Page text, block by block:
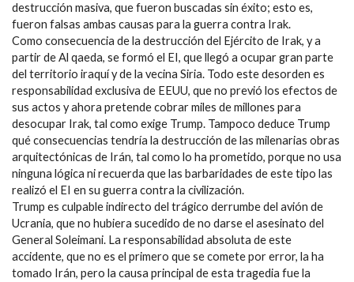
destrucción masiva, que fueron buscadas sin éxito; esto es,
fueron falsas ambas causas para la guerra contra Irak.
Como consecuencia de la destrucción del Ejército de Irak, y a
partir de Al qaeda, se formó el EI, que llegó a ocupar gran parte
del territorio iraquí y de la vecina Siria. Todo este desorden es
responsabilidad exclusiva de EEUU, que no previó los efectos de
sus actos y ahora pretende cobrar miles de millones para
desocupar Irak, tal como exige Trump. Tampoco deduce Trump
qué consecuencias tendría la destrucción de las milenarias obras
arquitectónicas de Irán, tal como lo ha prometido, porque no usa
ninguna lógica ni recuerda que las barbaridades de este tipo las
realizó el EI en su guerra contra la civilización.
Trump es culpable indirecto del trágico derrumbe del avión de
Ucrania, que no hubiera sucedido de no darse el asesinato del
General Soleimani. La responsabilidad absoluta de este
accidente, que no es el primero que se comete por error, la ha
tomado Irán, pero la causa principal de esta tragedia fue la